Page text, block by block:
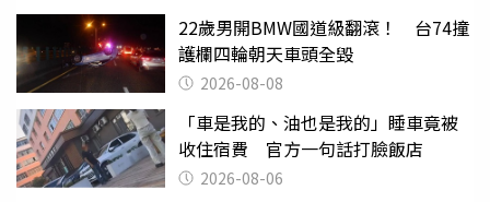
22歲男開BMW國道級翻滾！ 台74撞
護欄四輪朝天車頭全毀
2026-08-08
「車是我的、油也是我的」睡車竟被
收住宿費 官方一句話打臉飯店
2026-08-06